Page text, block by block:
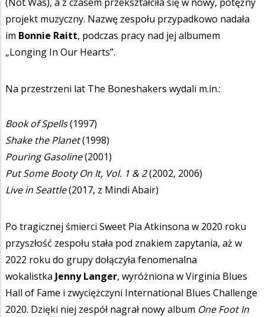
(Not Was), a z czasem przekształciła się w nowy, potężny
projekt muzyczny. Nazwę zespołu przypadkowo nadała
im Bonnie Raitt, podczas pracy nad jej albumem
„Longing In Our Hearts”.
Na przestrzeni lat The Boneshakers wydali m.in.:
Book of Spells(1997)
Shake the Planet(1998)
Pouring Gasoline(2001)
Put Some Booty On It, Vol. 1 & 2(2002, 2006)
Live in Seattle(2017, z Mindi Abair)
Po tragicznej śmierci Sweet Pia Atkinsona w 2020 roku
przyszłość zespołu stała pod znakiem zapytania, aż w
2022 roku do grupy dołączyła fenomenalna
wokalistka Jenny Langer, wyróżniona w Virginia Blues
Hall of Fame i zwyciężczyni International Blues Challenge
2020. Dzięki niej zespół nagrał nowy album One Foot In